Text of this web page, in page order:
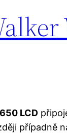
LCD
případně